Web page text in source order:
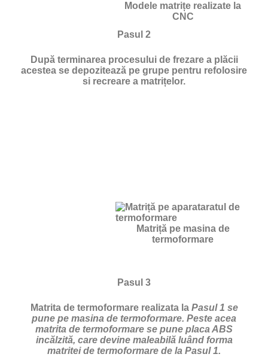
Modele matrițe realizate la
CNC
Pasul 2
După terminarea procesului de frezare a plăcii
acestea se depozitează pe grupe pentru refolosire
si recreare a matrițelor.
Matriță pe masina de
termoformare
Pasul 3
Matrita de termoformare realizata la Pasul 1 se
pune pe masina de termoformare. Peste acea
matrita de termoformare se pune placa ABS
incălzită, care devine maleabilă luând forma
matritei de termoformare de la Pasul 1.